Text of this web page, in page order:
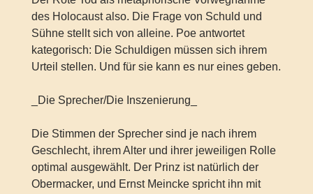
des Holocaust also. Die Frage von Schuld und
Sühne stellt sich von alleine. Poe antwortet
kategorisch: Die Schuldigen müssen sich ihrem
Urteil stellen. Und für sie kann es nur eines geben.
_Die Sprecher/Die Inszenierung_
Die Stimmen der Sprecher sind je nach ihrem
Geschlecht, ihrem Alter und ihrer jeweiligen Rolle
optimal ausgewählt. Der Prinz ist natürlich der
Obermacker, und Ernst Meincke spricht ihn mit